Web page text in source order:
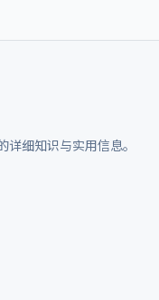
细知识与实用信息。